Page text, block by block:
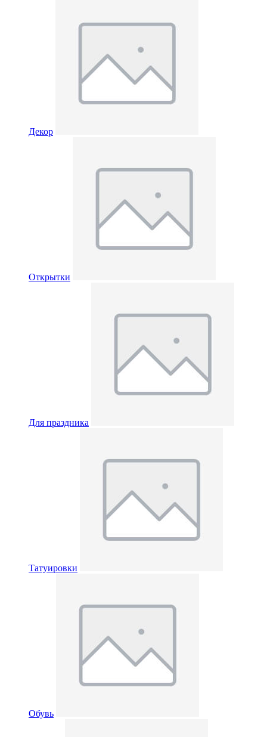
Декор
Открытки
Для праздника
Татуировки
Обувь